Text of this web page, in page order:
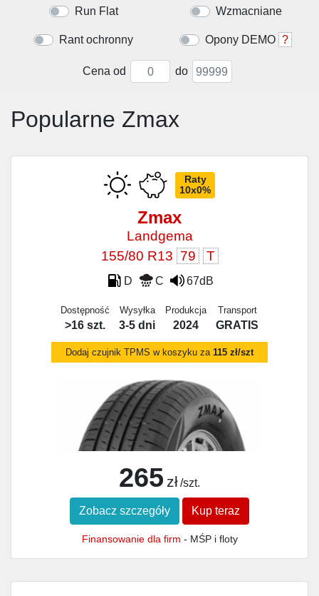
Run Flat Wzmacniane
Rant ochronny Opony DEMO ?
Cena od do
Popularne Zmax
Raty
10x0%
Zmax
Landgema
155/80 R13 79 T
D C 67dB
Dostępność
>16 szt.
Wysyłka
3-5 dni
Produkcja
2024
Transport
GRATIS
Dodaj czujnik TPMS w koszyku za 115 zł/szt
265 zł /szt.
Zobacz szczegóły Kup teraz
Finansowanie dla firm - MŚP i floty